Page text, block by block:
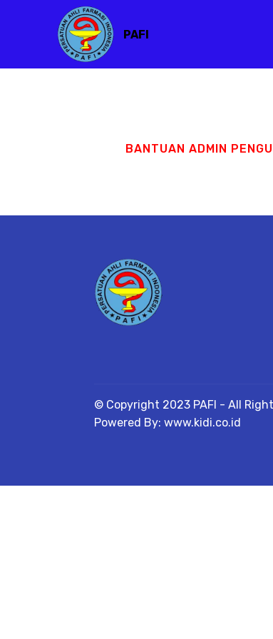
PAFI
BANTUAN ADMIN
© Copyright 2023 PAFI - All
Powered By: www.kidi.co.id